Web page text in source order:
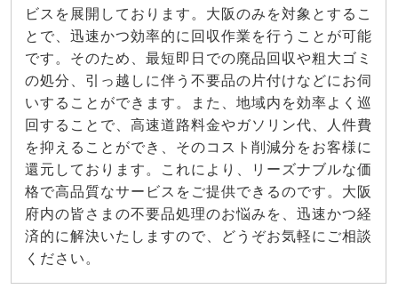
ビスを展開しております。大阪のみを対象とするこ
とで、迅速かつ効率的に回収作業を行うことが可能
です。そのため、最短即日での廃品回収や粗大ゴミ
の処分、引っ越しに伴う不要品の片付けなどにお伺
いすることができます。また、地域内を効率よく巡
回することで、高速道路料金やガソリン代、人件費
を抑えることができ、そのコスト削減分をお客様に
還元しております。これにより、リーズナブルな価
格で高品質なサービスをご提供できるのです。大阪
府内の皆さまの不要品処理のお悩みを、迅速かつ経
済的に解決いたしますので、どうぞお気軽にご相談
ください。